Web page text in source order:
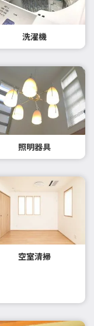
洗濯機
照明器具
空室清掃